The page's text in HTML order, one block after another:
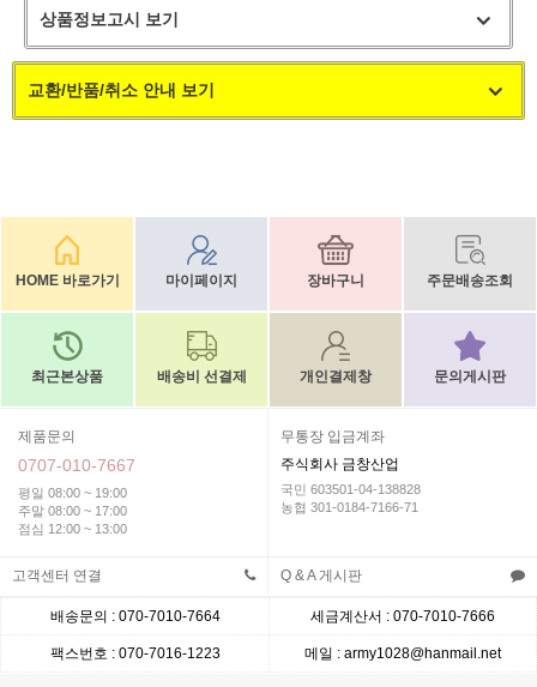
상품정보고시 보기
교환/반품/취소 안내 보기
HOME 바로가기 마이페이지 장바구니 주문배송조회
최근본상품 배송비 선결제 개인결제창 문의게시판
제품문의
0707-010-7667
평일 08:00 ~ 19:00
주말 08:00 ~ 17:00
점심 12:00 ~ 13:00
무통장 입금계좌
주식회사 금창산업
국민 603501-04-138828
농협 301-0184-7166-71
고객센터 연결 Q & A 게시판
배송문의 : 070-7010-7664 세금계산서 : 070-7010-7666
팩스번호 : 070-7016-1223 메일 : army1028@hanmail.net